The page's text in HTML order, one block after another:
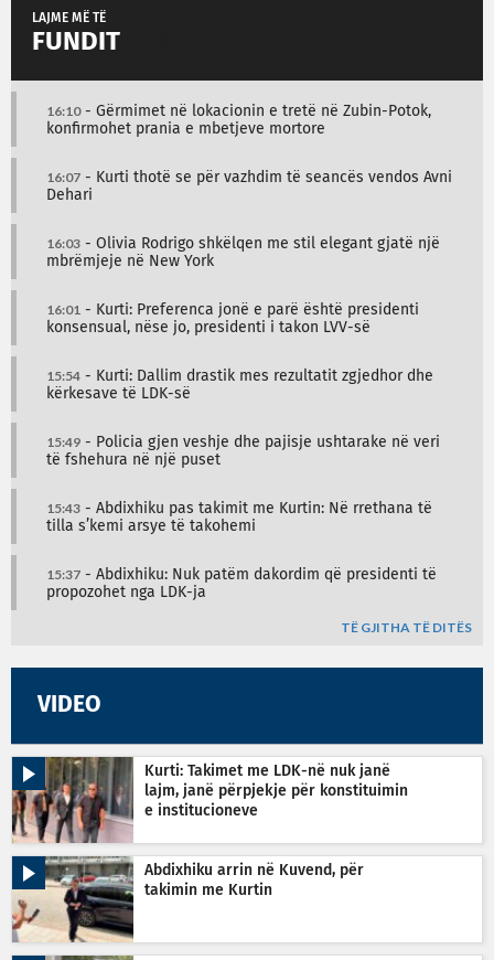
LAJME MË TË
FUNDIT
16:10- Gërmimet në lokacionin e tretë në Zubin-Potok,
konfirmohet prania e mbetjeve mortore
16:07 - Kurti thotë se për vazhdim të seancës vendos Avni
Dehari
16:03 - Olivia Rodrigo shkëlqen me stil elegant gjatë një
mbrëmjeje në New York
16:01 - Kurti: Preferenca jonë e parë është presidenti
konsensual, nëse jo, presidenti i takon LVV-së
15:54 - Kurti: Dallim drastik mes rezultatit zgjedhor dhe
kërkesave të LDK-së
15:49 - Policia gjen veshje dhe pajisje ushtarake në veri
të fshehura në një puset
15:43 - Abdixhiku pas takimit me Kurtin: Në rrethana të
tilla s’kemi arsye të takohemi
15:37 - Abdixhiku: Nuk patëm dakordim që presidenti të
propozohet nga LDK-ja
TË GJITHA TË DITËS
VIDEO
Kurti: Takimet me LDK-në nuk janë
lajm, janë përpjekje për konstituimin
e institucioneve
Abdixhiku arrin në Kuvend, për
takimin me Kurtin